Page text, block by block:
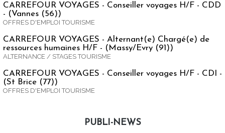
CARREFOUR VOYAGES - Conseiller voyages H/F - CDD
- (Vannes (56))
OFFRES D'EMPLOI TOURISME
CARREFOUR VOYAGES - Alternant(e) Chargé(e) de
ressources humaines H/F - (Massy/Evry (91))
ALTERNANCE / STAGES TOURISME
CARREFOUR VOYAGES - Conseiller voyages H/F - CDI -
(St Brice (77))
OFFRES D'EMPLOI TOURISME
PUBLI-NEWS